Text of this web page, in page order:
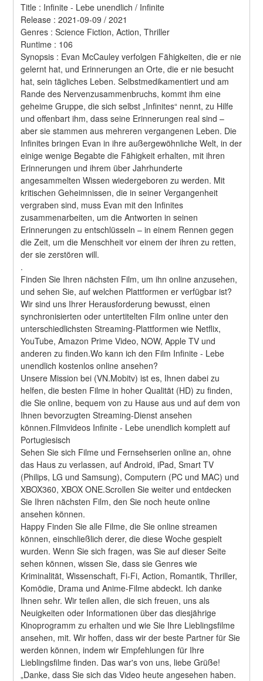
Title : Infinite - Lebe unendlich / Infinite
Release : 2021-09-09 / 2021
Genres : Science Fiction, Action, Thriller
Runtime : 106
Synopsis : Evan McCauley verfolgen Fähigkeiten, die er nie
gelernt hat, und Erinnerungen an Orte, die er nie besucht
hat, sein tägliches Leben. Selbstmedikamentiert und am
Rande des Nervenzusammenbruchs, kommt ihm eine
geheime Gruppe, die sich selbst „Infinites“ nennt, zu Hilfe
und offenbart ihm, dass seine Erinnerungen real sind –
aber sie stammen aus mehreren vergangenen Leben. Die
Infinites bringen Evan in ihre außergewöhnliche Welt, in der
einige wenige Begabte die Fähigkeit erhalten, mit ihren
Erinnerungen und ihrem über Jahrhunderte
angesammelten Wissen wiedergeboren zu werden. Mit
kritischen Geheimnissen, die in seiner Vergangenheit
vergraben sind, muss Evan mit den Infinites
zusammenarbeiten, um die Antworten in seinen
Erinnerungen zu entschlüsseln – in einem Rennen gegen
die Zeit, um die Menschheit vor einem der ihren zu retten,
der sie zerstören will.
.
Finden Sie Ihren nächsten Film, um ihn online anzusehen,
und sehen Sie, auf welchen Plattformen er verfügbar ist?
Wir sind uns Ihrer Herausforderung bewusst, einen
synchronisierten oder untertitelten Film online unter den
unterschiedlichsten Streaming-Plattformen wie Netflix,
YouTube, Amazon Prime Video, NOW, Apple TV und
anderen zu finden.Wo kann ich den Film Infinite - Lebe
unendlich kostenlos online ansehen?
Unsere Mission bei (VN.Mobitv) ist es, Ihnen dabei zu
helfen, die besten Filme in hoher Qualität (HD) zu finden,
die Sie online, bequem von zu Hause aus und auf dem von
Ihnen bevorzugten Streaming-Dienst ansehen
können.Filmvideos Infinite - Lebe unendlich komplett auf
Portugiesisch
Sehen Sie sich Filme und Fernsehserien online an, ohne
das Haus zu verlassen, auf Android, iPad, Smart TV
(Philips, LG und Samsung), Computern (PC und MAC) und
XBOX360, XBOX ONE.Scrollen Sie weiter und entdecken
Sie Ihren nächsten Film, den Sie noch heute online
ansehen können.
Happy Finden Sie alle Filme, die Sie online streamen
können, einschließlich derer, die diese Woche gespielt
wurden. Wenn Sie sich fragen, was Sie auf dieser Seite
sehen können, wissen Sie, dass sie Genres wie
Kriminalität, Wissenschaft, Fi-Fi, Action, Romantik, Thriller,
Komödie, Drama und Anime-Filme abdeckt. Ich danke
Ihnen sehr. Wir teilen allen, die sich freuen, uns als
Neuigkeiten oder Informationen über das diesjährige
Kinoprogramm zu erhalten und wie Sie Ihre Lieblingsfilme
ansehen, mit. Wir hoffen, dass wir der beste Partner für Sie
werden können, indem wir Empfehlungen für Ihre
Lieblingsfilme finden. Das war's von uns, liebe Grüße!
„Danke, dass Sie sich das Video heute angesehen haben.